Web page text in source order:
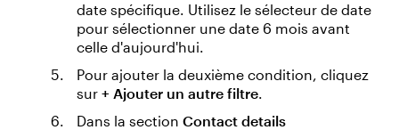
date spécifique. Utilisez le sélecteur de date
pour sélectionner une date 6 mois avant
celle d'aujourd'hui.
Pour ajouter la deuxième condition, cliquez
sur + Ajouter un autre filtre.
Dans la section Contact details